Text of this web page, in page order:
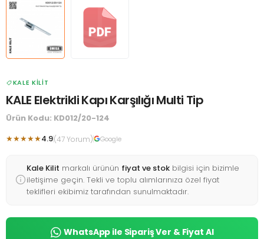
KALE KILIT
KALE Elektrikli Kapı Karşılığı Multi Tip
Ürün Kodu: KD012/20-124
★★★★★4.9(47 Yorum) Google
Kale Kilit markalı ürünün fiyat ve stok bilgisi için bizimle
iletişime geçin. Tekli ve toplu alımlarınıza özel fiyat
teklifleri ekibimiz tarafından sunulmaktadır.
WhatsApp ile Sipariş Ver & Fiyat Al